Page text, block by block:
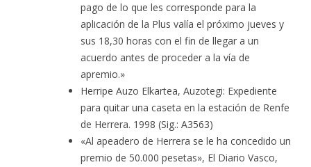
pago de lo que les corresponde para la
aplicación de la Plus valía el próximo jueves y
sus 18,30 horas con el fin de llegar a un
acuerdo antes de proceder a la vía de
apremio.»
Herripe Auzo Elkartea, Auzotegi: Expediente
para quitar una caseta en la estación de Renfe
de Herrera. 1998 (Sig.: A3563)
«Al apeadero de Herrera se le ha concedido un
premio de 50.000 pesetas», El Diario Vasco,